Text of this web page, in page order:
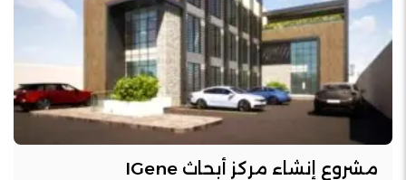
مشروع إنشاء مركز أبحاث IGene